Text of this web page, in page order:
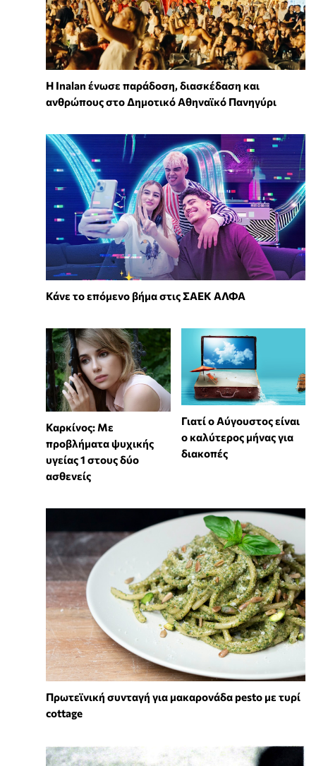
Η Inalan ένωσε παράδοση, διασκέδαση και
ανθρώπους στο Δημοτικό Αθηναϊκό Πανηγύρι
Κάνε το επόμενο βήμα στις ΣΑΕΚ ΑΛΦΑ
Καρκίνος: Με
προβλήματα ψυχικής
υγείας 1 στους δύο
ασθενείς
Γιατί ο Αύγουστος είναι
ο καλύτερος μήνας για
διακοπές
Πρωτεϊνική συνταγή για μακαρονάδα pesto με τυρί
cottage